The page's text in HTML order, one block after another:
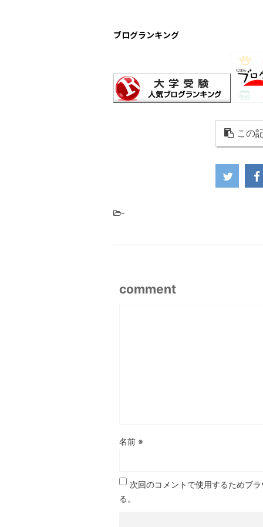
ブログランキング
この
-
comment
名前 ※
次回のコメントで使用するためブ
る。